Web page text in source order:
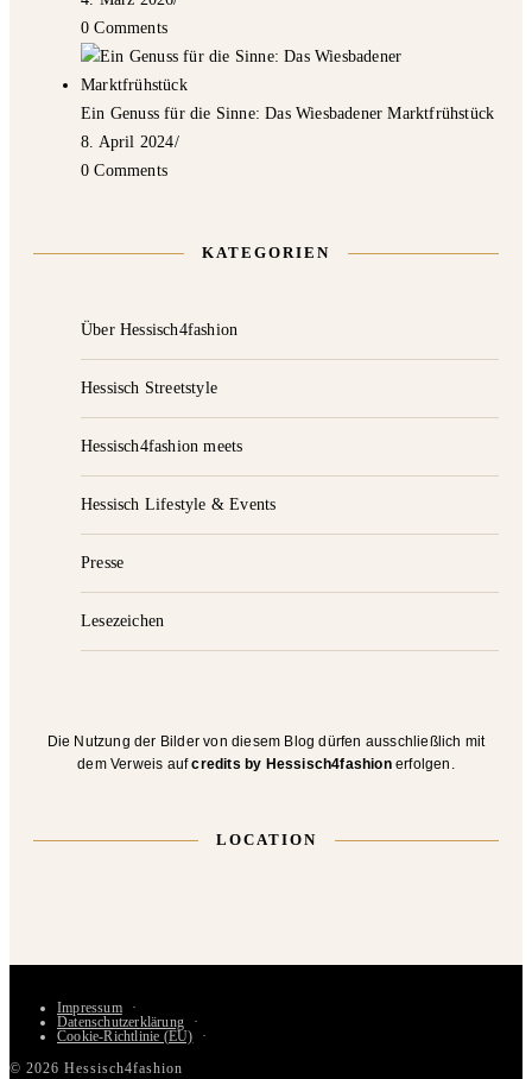
0 Comments
Ein Genuss für die Sinne: Das Wiesbadener Marktfrühstück
8. April 2024/
0 Comments
KATEGORIEN
Über Hessisch4fashion
Hessisch Streetstyle
Hessisch4fashion meets
Hessisch Lifestyle & Events
Presse
Lesezeichen
Die Nutzung der Bilder von diesem Blog dürfen ausschließlich mit
dem Verweis aufcredits by Hessisch4fashionerfolgen.
LOCATION
Impressum
Datenschutzerklärung
Cookie-Richtlinie (EU)
© 2026 Hessisch4fashion